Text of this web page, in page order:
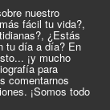
nuestro
fácil tu vida?,
¿Estás
tu día a día? En
¡y mucho
para
comentarnos
¡Somos todo